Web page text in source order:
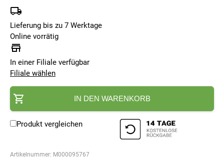
Lieferung bis zu 7 Werktage
Online vorrätig
In einer Filiale verfügbar
Filiale wählen
IN DEN WARENKORB
Produkt vergleichen
Artikelnummer: M000095767